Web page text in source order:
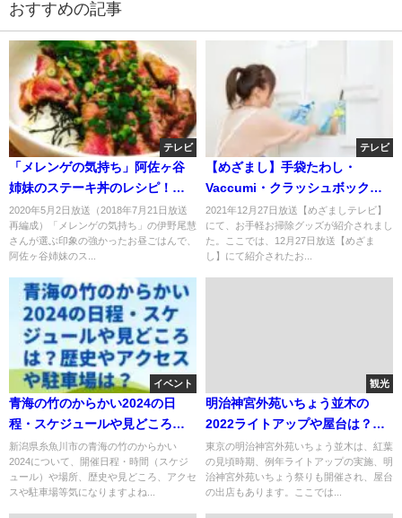
おすすめの記事
テレビ
「メレンゲの気持ち」阿佐ヶ谷
姉妹のステーキ丼のレシピ！伊
野尾君推薦！
2020年5月2日放送（2018年7月21日放送
再編成）「メレンゲの気持ち」の伊野尾慧
さんが選ぶ印象の強かったお昼ごはんで、
阿佐ヶ谷姉妹のス...
テレビ
【めざまし】手袋たわし・
Vaccumi・クラッシュボックス
のお取り寄せ！12月27日
2021年12月27日放送【めざましテレビ】
にて、お手軽お掃除グッズが紹介されまし
た。ここでは、12月27日放送【めざま
し】にて紹介されたお...
イベント
青海の竹のからかい2024の日
程・スケジュールや見どころ
は？歴史やアクセスや駐車場
は？
新潟県糸魚川市の青海の竹のからかい
2024について、開催日程・時間（スケジ
ュール）や場所、歴史や見どころ、アクセ
スや駐車場等気になりますよね...
観光
明治神宮外苑いちょう並木の
2022ライトアップや屋台は？見
頃やアクセスや駐車場は？
東京の明治神宮外苑いちょう並木は、紅葉
の見頃時期、例年ライトアップの実施、明
治神宮外苑いちょう祭りも開催され、屋台
の出店もあります。ここでは...